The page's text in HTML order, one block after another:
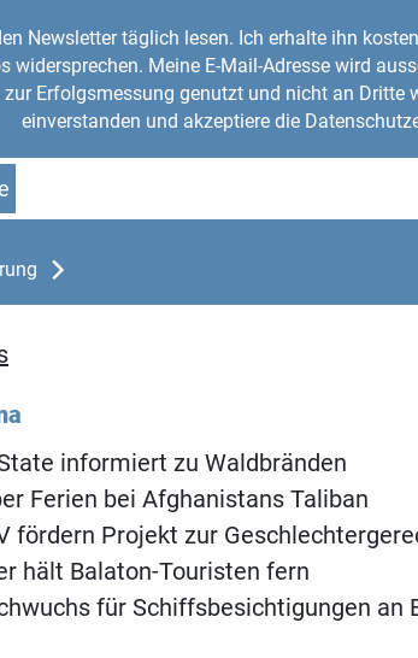
Newsletter täglich lesen. Ich erhalte ihn
widersprechen. Meine E-Mail-Adresse wird
zur Erfolgsmessung genutzt und nicht an Dritte
einverstanden und akzeptiere die
informiert zu Waldbränden
Ferien bei Afghanistans Taliban
fördern Projekt zur
hält Balaton-Touristen fern
für Schiffsbesichtigungen an